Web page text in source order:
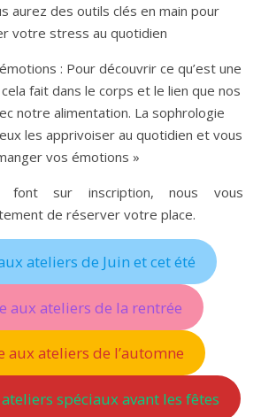
aurez des outils clés en main pour
votre stress au quotidien
: Pour découvrir ce qu’est une
fait dans le corps et le lien que nos
notre alimentation. La sophrologie
les apprivoiser au quotidien et vous
vos émotions »
sur inscription, nous vous
de réserver votre place.
ateliers de Juin et cet été
aux ateliers de la rentrée
aux ateliers de l’automne
spéciaux avant les fêtes